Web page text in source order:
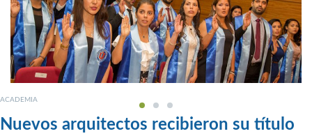
ACADEMIA
Nuevos arquitectos recibieron su título